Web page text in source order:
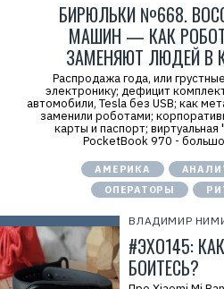
БИРЮЛЬКИ №668.
МАШИН — КАК
ЗАМЕНЯЮТ ЛЮДЕЙ В
Распродажа года, или
электронику; дефицит
автомобили, Tesla без USB; как
заменили роботами;
карты и паспорт; виртуальная
PocketBook 970 -
АМЕРИКА
ОПЕРАТОРЫ
ВЛАДИМИР
#ЭХО145:
БОИТЕСЬ?